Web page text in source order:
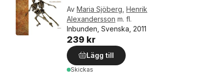
Av Maria Sjöberg Henrik
Alexandersson m. fl.
Inbunden, Svenska, 2011
239 kr
Lägg till
Skickas